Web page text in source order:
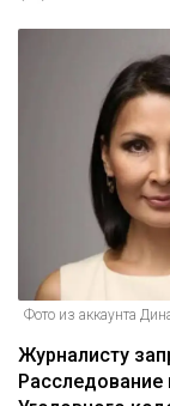
Фото из аккаунта
Журналисту
Расследование